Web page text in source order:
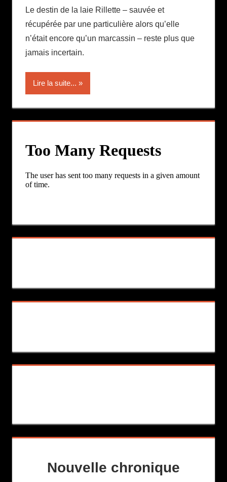
Le destin de la laie Rillette – sauvée et
récupérée par une particulière alors qu’elle
n’était encore qu’un marcassin – reste plus que
jamais incertain.
Lire la suite...
Nouvelle chronique